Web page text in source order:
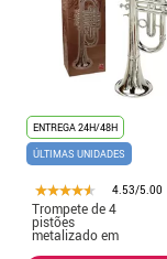
ENTREGA 24H/48H
ÚLTIMAS UNIDADES
4.53/5.00
Trompete de 4
pistões
metalizado em